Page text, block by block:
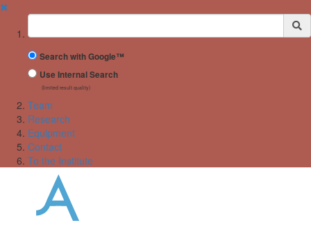
✖
Suchbegriff
Search with Google™
Use Internal Search
(limited result quality)
Team
Research
Equipment
Contact
To the Institute